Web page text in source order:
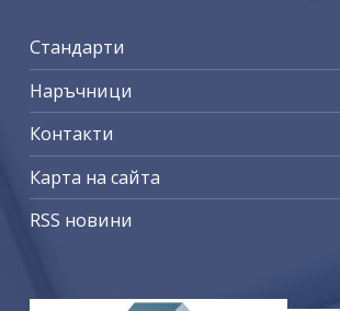
Стандарти
Наръчници
Контакти
Карта на сайта
RSS новини